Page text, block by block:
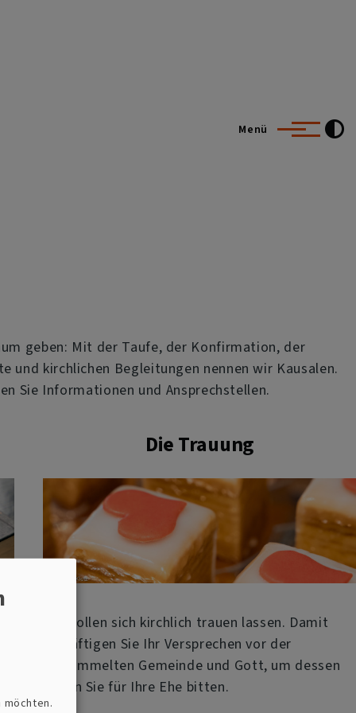
Menü
geben: Mit der Taufe, der Konfirmation, der
und kirchlichen Begleitungen nennen wir Kausalen.
Sie Informationen und Ansprechstellen.
Die Trauung
Sie wollen sich kirchlich trauen lassen. Damit
bekräftigen Sie Ihr Versprechen vor der
versammelten Gemeinde und Gott, um dessen
Segen Sie für Ihre Ehe bitten.